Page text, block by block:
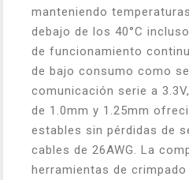
manteniendo
debajo de los 40°C
de funcionamiento
de bajo consumo como
comunicación serie a
de 1.0mm y 1.25mm
estables sin pérdidas de
cables de 26AWG. La
herramientas de